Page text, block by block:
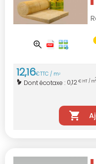
12,16€TTC / m2
Dont écotaxe : 0,12€ HT / m